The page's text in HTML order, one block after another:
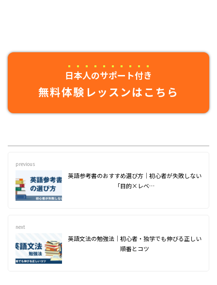
日本人のサポート付き
無料体験レッスンはこちら
previous
英語参考書のおすすめ選び方｜初心者が失敗しない
「目的×レベ…
next
英語文法の勉強法｜初心者・独学でも伸びる正しい
順番とコツ